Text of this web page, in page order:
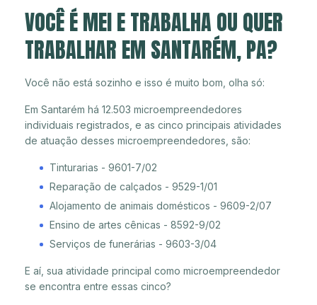
VOCÊ É MEI E TRABALHA OU QUER
TRABALHAR EM SANTARÉM, PA?
Você não está sozinho e isso é muito bom, olha só:
Em Santarém há 12.503 microempreendedores
individuais registrados, e as cinco principais atividades
de atuação desses microempreendedores, são:
Tinturarias - 9601-7/02
Reparação de calçados - 9529-1/01
Alojamento de animais domésticos - 9609-2/07
Ensino de artes cênicas - 8592-9/02
Serviços de funerárias - 9603-3/04
E aí, sua atividade principal como microempreendedor
se encontra entre essas cinco?